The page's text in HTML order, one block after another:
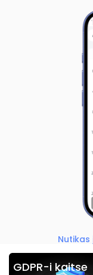
GDPR-i kaitse